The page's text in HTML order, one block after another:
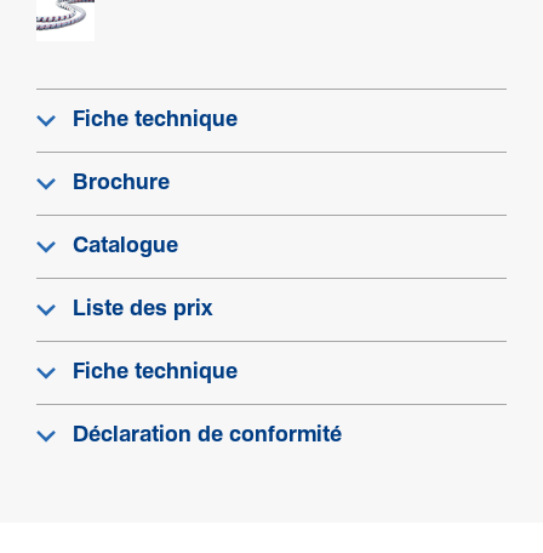
Fiche technique
Brochure
Catalogue
Liste des prix
Fiche technique
Déclaration de conformité